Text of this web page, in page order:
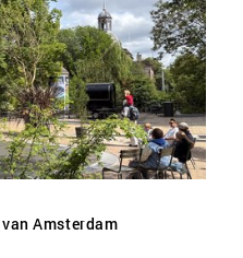
Amsterdam
OP